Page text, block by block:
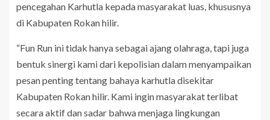
pencegahan Karhutla kepada masyarakat luas, khususnya
di Kabupaten Rokan hilir.
“Fun Run ini tidak hanya sebagai ajang olahraga, tapi juga
bentuk sinergi kami dari kepolisian dalam menyampaikan
pesan penting tentang bahaya karhutla disekitar
Kabupaten Rokan hilir. Kami ingin masyarakat terlibat
secara aktif dan sadar bahwa menjaga lingkungan